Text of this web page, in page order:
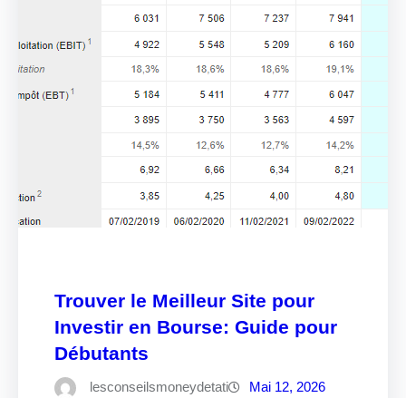
Trouver le Meilleur Site pour
Investir en Bourse: Guide pour
Débutants
lesconseilsmoneydetati Mai 12, 2026